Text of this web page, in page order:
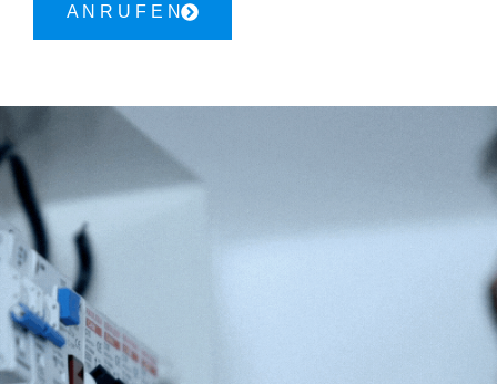
A N R U F E N